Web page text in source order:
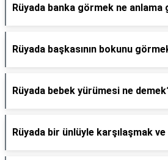
Rüyada banka görmek ne anlama
Rüyada başkasının bokunu
Rüyada bebek yürümesi ne
Rüyada bir ünlüyle karşılaşmak